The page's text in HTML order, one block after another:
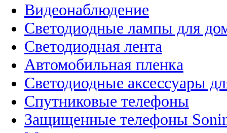
Видеонаблюдение
Светодиодные лампы для
Светодиодная лента
Автомобильная пленка
Светодиодные аксессуары
Спутниковые телефоны
Защищенные телефоны